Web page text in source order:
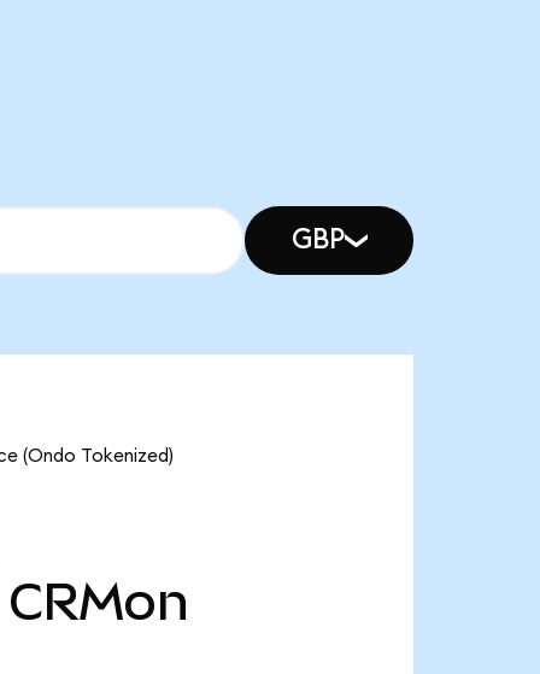
GBP
(Ondo Tokenized)
CRMon